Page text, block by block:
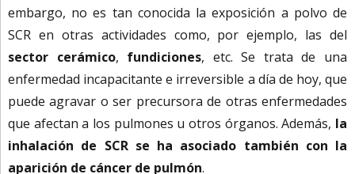
embargo, no es tan conocida la exposición a polvo de
SCR en otras actividades como, por ejemplo, las del
sector cerámico, fundiciones, etc. Se trata de una
enfermedad incapacitante e irreversible a día de hoy, que
puede agravar o ser precursora de otras enfermedades
que afectan a los pulmones u otros órganos. Además, la
inhalación de SCR se ha asociado también con la
aparición de cáncer de pulmón.